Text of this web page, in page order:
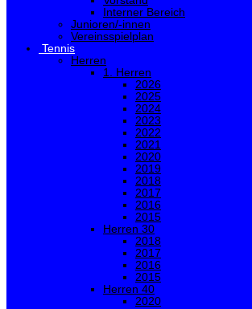
Interner Bereich
Junioren/-innen
Vereinsspielplan
Tennis
Herren
1. Herren
2026
2025
2024
2023
2022
2021
2020
2019
2018
2017
2016
2015
Herren 30
2018
2017
2016
2015
Herren 40
2020